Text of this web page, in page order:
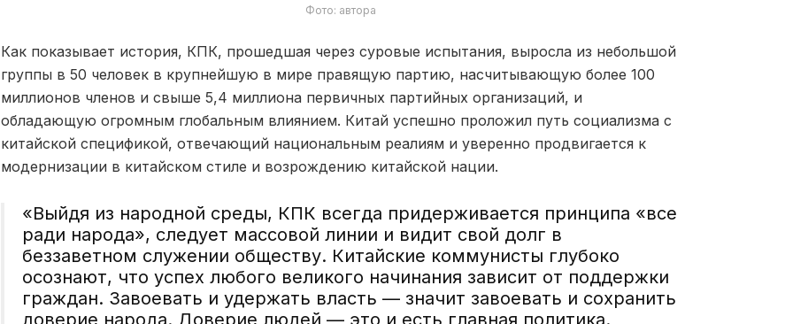
Фото: автора
Как показывает история, КПК, прошедшая через суровые испытания, выросла из небольшой
группы в 50 человек в крупнейшую в мире правящую партию, насчитывающую более 100
миллионов членов и свыше 5,4 миллиона первичных партийных организаций, и
обладающую огромным глобальным влиянием. Китай успешно проложил путь социализма с
китайской спецификой, отвечающий национальным реалиям и уверенно продвигается к
модернизации в китайском стиле и возрождению китайской нации.
«Выйдя из народной среды, КПК всегда придерживается принципа «все
ради народа», следует массовой линии и видит свой долг в
беззаветном служении обществу. Китайские коммунисты глубоко
осознают, что успех любого великого начинания зависит от поддержки
граждан. Завоевать и удержать власть — значит завоевать и сохранить
доверие народа. Доверие людей — это и есть главная политика.